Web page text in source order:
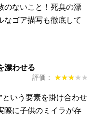
のないこと！死臭の漂
なゴア描写も徹底して
漂わせる
評価： ★★★★★
★★★★★
いう要素を掛け合わせ
際に子供のミイラが存